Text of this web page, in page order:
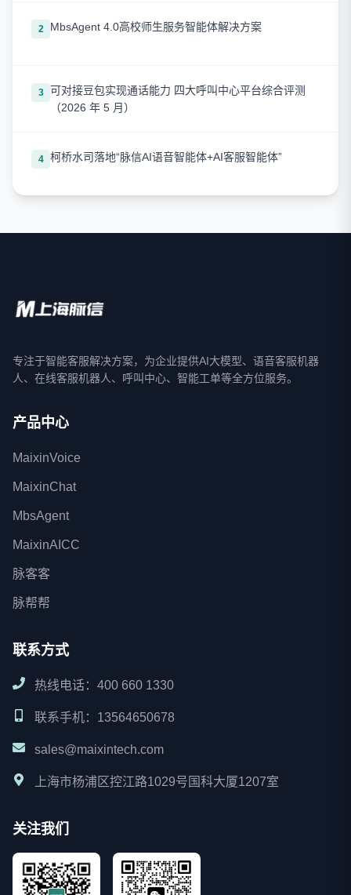
2 MbsAgent 4.0高校师生服务智能体解决方案
3
可对接豆包实现通话能力 四大呼叫中心平台综合评测
（2026 年 5 月）
4 柯桥水司落地“脉信AI语音智能体+AI客服智能体”
专注于智能客服解决方案，为企业提供AI大模型、语音客服机器
人、在线客服机器人、呼叫中心、智能工单等全方位服务。
产品中心
MaixinVoice
MaixinChat
MbsAgent
MaixinAICC
脉客客
脉帮帮
联系方式
热线电话：400 660 1330
联系手机：13564650678
sales@maixintech.com
上海市杨浦区控江路1029号国科大厦1207室
关注我们